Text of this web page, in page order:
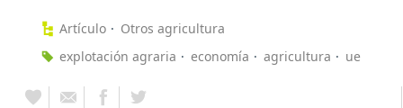
Artículo
Otros agricultura
explotación agraria
economía agricultura ue